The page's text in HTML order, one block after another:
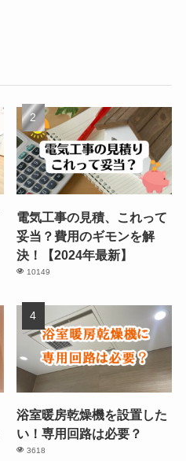
電気工事の見積、これって
妥当？費用のギモンを解
決！【2024年最新】
10149
浴室暖房乾燥機を設置した
い！専用回路は必要？
3618